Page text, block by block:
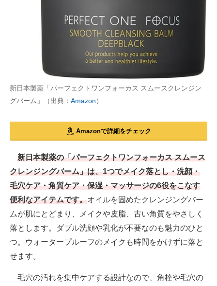
新日本製薬「パーフェクトワンフォーカス スムースクレンジン
グバーム」（出典： Amazon）
Amazonで詳細をチェック
新日本製薬の「パーフェクトワンフォーカス スムース
クレンジングバーム」は、1つでメイク落とし・洗顔・
毛穴ケア・角質ケア・保湿・マッサージの6役をこなす
便利なアイテムです。オイルを固めたクレンジングバー
ムが肌にとどまり、メイクや皮脂、古い角質をやさしく
落とします。ダブル洗顔や乳化が不要なのも魅力のひと
つ。ウォータープルーフのメイクも時間をかけずに落と
せます。
毛穴の汚れを集中ケアする設計なので、角栓や毛穴の